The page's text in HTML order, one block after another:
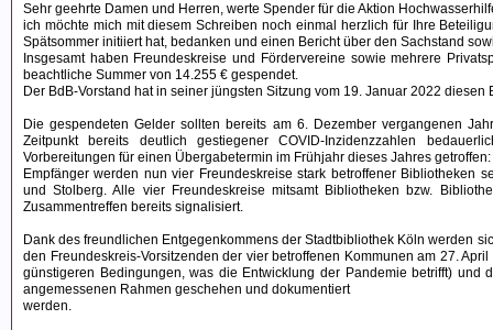
Sehr geehrte Damen und Herren, werte Spender für die Aktion
ich möchte mich mit diesem Schreiben noch einmal herzlich für Ihre
Spätsommer initiiert hat, bedanken und einen Bericht über den Sachstand
Insgesamt haben Freundeskreise und Fördervereine sowie mehrere
beachtliche Summer von 14.255 € gespendet.
Der BdB-Vorstand hat in seiner jüngsten Sitzung vom 19. Januar 2022 diesen
Die gespendeten Gelder sollten bereits am 6. Dezember vergangenen
Zeitpunkt bereits deutlich gestiegener COVID-Inzidenzzahlen
Vorbereitungen für einen Übergabetermin im Frühjahr dieses Jahres getroffen:
Empfänger werden nun vier Freundeskreise stark betroffener Bibliotheken
und Stolberg. Alle vier Freundeskreise mitsamt Bibliotheken bzw.
Zusammentreffen bereits signalisiert.
Dank des freundlichen Entgegenkommens der Stadtbibliothek Köln werden
den Freundeskreis-Vorsitzenden der vier betroffenen Kommunen am 27.
günstigeren Bedingungen, was die Entwicklung der Pandemie betrifft)
angemessenen Rahmen geschehen und dokumentiert
werden.